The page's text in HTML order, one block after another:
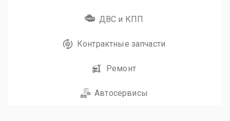
ДВС и КПП
Контрактные запчасти
Ремонт
Автосервисы